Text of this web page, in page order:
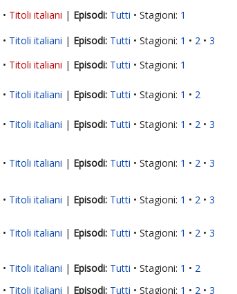
Titoli italiani | Tutti Stagioni: 1
Titoli italiani | Tutti Stagioni: 1 2
3
Titoli italiani | Tutti Stagioni: 1
Titoli italiani | Tutti Stagioni: 1 2
Titoli italiani | Tutti Stagioni: 1 2
3
Titoli italiani | Tutti Stagioni: 1 2
3
Titoli italiani | Tutti Stagioni: 1 2
3
Titoli italiani | Tutti Stagioni: 1 2
3
Titoli italiani | Tutti Stagioni: 1
2
Titoli italiani | Tutti Stagioni: 1 2
3